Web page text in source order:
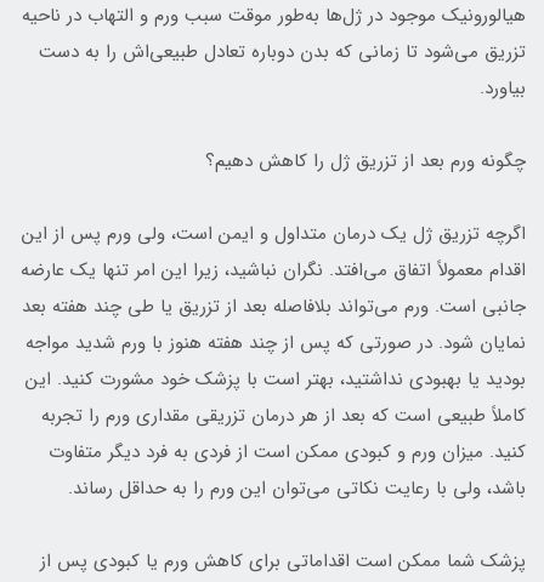
هیالورونیک موجود در ژل‌ها به‌طور موقت سبب ورم و التهاب در ناحیه
تزریق می‌شود تا زمانی که بدن دوباره تعادل طبیعی‌اش را به دست
بیاورد.
چگونه ورم بعد از تزریق ژل را کاهش دهیم؟
اگرچه تزریق ژل یک درمان متداول و ایمن است، ولی ورم پس از این
اقدام معمولاً اتفاق می‌افتد. نگران نباشید، زیرا این امر تنها یک عارضه
جانبی است. ورم می‌تواند بلافاصله بعد از تزریق یا طی چند هفته بعد
نمایان شود. در صورتی که پس از چند هفته هنوز با ورم شدید مواجه
بودید یا بهبودی نداشتید، بهتر است با پزشک خود مشورت کنید. این
کاملاً طبیعی است که بعد از هر درمان تزریقی مقداری ورم را تجربه
کنید. میزان ورم و کبودی ممکن است از فردی به فرد دیگر متفاوت
باشد، ولی با رعایت نکاتی می‌توان این ورم را به حداقل رساند.
پزشک شما ممکن است اقداماتی برای کاهش ورم یا کبودی پس از